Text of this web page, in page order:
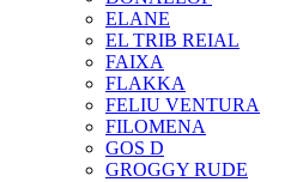
ELANE
EL TRIB REIAL
FAIXA
FLAKKA
FELIU VENTURA
FILOMENA
GOS D
GROGGY RUDE